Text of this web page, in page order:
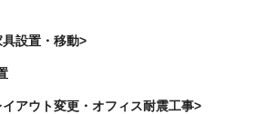
設置・移動>
アウト変更・オフィス耐震工事>